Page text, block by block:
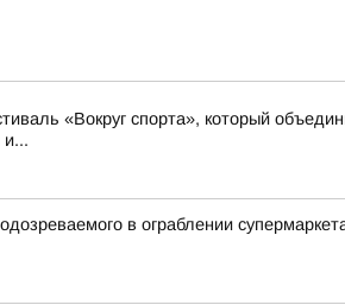
«Вокруг спорта», который
и...
в ограблении